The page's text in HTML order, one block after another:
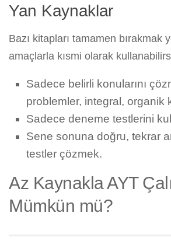
Yan Kaynaklar
Bazı kitapları tamamen bırakmak
amaçlarla kısmi olarak
Sadece belirli konularını
problemler, integral, organik
Sadece deneme testlerini
Sene sonuna doğru, tekrar
testler çözmek.
Az Kaynakla AYT
Mümkün mü?